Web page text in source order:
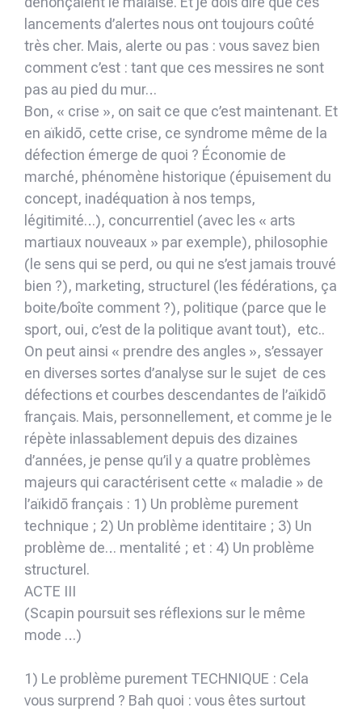
lancements d’alertes nous ont toujours coûté
très cher. Mais, alerte ou pas : vous savez bien
comment c’est : tant que ces messires ne sont
pas au pied du mur…
Bon, « crise », on sait ce que c’est maintenant. Et
en aïkidō, cette crise, ce syndrome même de la
défection émerge de quoi ? Économie de
marché, phénomène historique (épuisement du
concept, inadéquation à nos temps,
légitimité…), concurrentiel (avec les « arts
martiaux nouveaux » par exemple), philosophie
(le sens qui se perd, ou qui ne s’est jamais trouvé
bien ?), marketing, structurel (les fédérations, ça
boite/boîte comment ?), politique (parce que le
sport, oui, c’est de la politique avant tout), etc..
On peut ainsi « prendre des angles », s’essayer
en diverses sortes d’analyse sur le sujet de ces
défections et courbes descendantes de l’aïkidō
français. Mais, personnellement, et comme je le
répète inlassablement depuis des dizaines
d’années, je pense qu’il y a quatre problèmes
majeurs qui caractérisent cette « maladie » de
l’aïkidō français : 1) Un problème purement
technique ; 2) Un problème identitaire ; 3) Un
problème de… mentalité ; et : 4) Un problème
structurel.
ACTE III
(Scapin poursuit ses réflexions sur le même
mode …)
1) Le problème purement TECHNIQUE : Cela
vous surprend ? Bah quoi : vous êtes surtout